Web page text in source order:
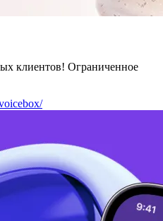
клиентов! Ограниченное